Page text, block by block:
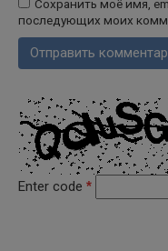
Сохранить моё имя,
последующих моих
Enter code *